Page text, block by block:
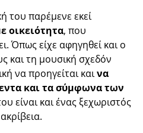
του παρέμενε εκεί
οικειότητα, που
Όπως είχε αφηγηθεί και ο
και τη μουσική σχεδόν
να προηγείται καινα
και τα σύμφωνα των
είναι και ένας ξεχωριστός